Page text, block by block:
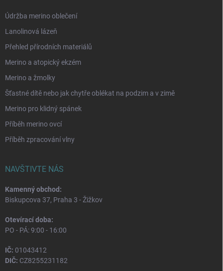
Údržba merino oblečení
Lanolinová lázeň
Přehled přírodních materiálů
Merino a atopický ekzém
Merino a žmolky
Šťastné dítě nebo jak chytře oblékat na podzim a v zimě
Merino pro klidný spánek
Příběh merino ovcí
Příběh zpracování vlny
NAVŠTIVTE NÁS
Kamenný obchod:
Biskupcova 37, Praha 3 - Žižkov
Otevírací doba:
PO - PÁ: 9:00 - 16:00
IČ: 01043412
DIČ: CZ8255231182